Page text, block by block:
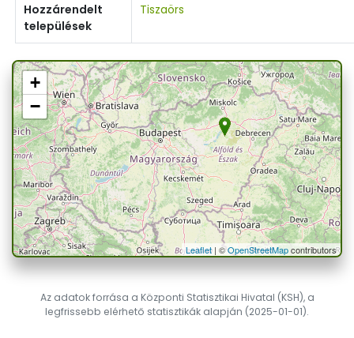
Hozzárendelt
települések
Tiszaörs
+
−
Leaflet| ©OpenStreetMapcontributors
Az adatok forrása a Központi Statisztikai Hivatal (KSH), a
legfrissebb elérhető statisztikák alapján (2025-01-01).